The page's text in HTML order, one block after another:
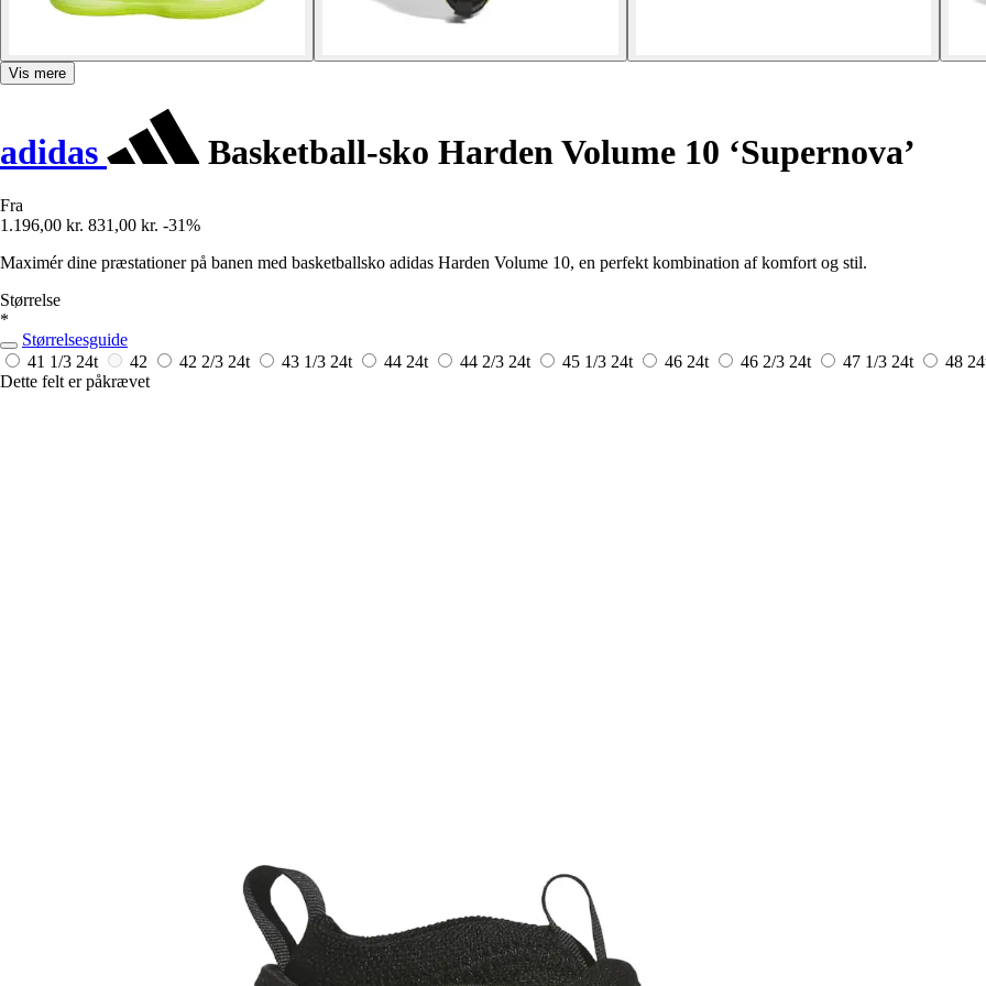
Vis mere
adidas Basketball-sko Harden Volume 10 ‘Supernova’
Fra
1.196,00 kr. 831,00 kr. -31%
Maximér dine præstationer på banen med basketballsko adidas Harden Volume 10, en perfekt kombination af komfort og stil.
Størrelse
*
Størrelsesguide
41 1/3 24t 42 42 2/3 24t 43 1/3 24t 44 24t 44 2/3 24t 45 1/3 24t 46 24t 46 2/3 24t 47 1/3 24t 48
Dette felt er påkrævet